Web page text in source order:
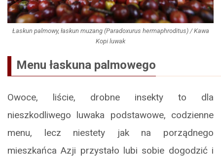
Łaskun palmowy, łaskun muzang (Paradoxurus hermaphroditus) / Kawa
Kopi luwak
Menu łaskuna palmowego
Owoce, liście, drobne insekty to dla
nieszkodliwego luwaka podstawowe, codzienne
menu, lecz niestety jak na porządnego
mieszkańca Azji przystało lubi sobie dogodzić i